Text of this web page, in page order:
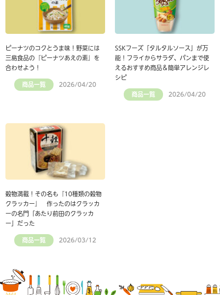
ピーナツのコクとうま味！野菜には
三島食品の『ピーナツあえの素』を
合わせよう！
商品一覧 2026/04/20
SSKフーズ「タルタルソース」が万
能！フライからサラダ、パンまで使
えるおすすめ商品＆簡単アレンジレ
シピ
商品一覧 2026/04/20
穀物満載！その名も『10種類の穀物
クラッカー』 作ったのはクラッカ
ーの名門「あたり前田のクラッカ
ー」だった
商品一覧 2026/03/12